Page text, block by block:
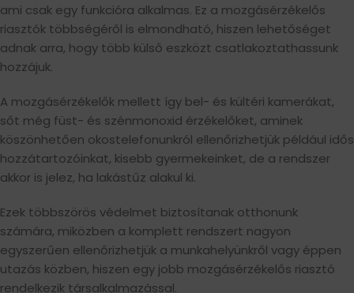
ami csak egy funkcióra alkalmas. Ez a mozgásérzékelős
riasztók többségéről is elmondható, hiszen lehetőséget
adnak arra, hogy több külső eszközt csatlakoztathassunk
hozzájuk.
A mozgásérzékelők mellett így bel- és kültéri kamerákat,
sőt még füst- és szénmonoxid érzékelőket, aminek
köszönhetően okostelefonunkról ellenőrizhetjük például idős
hozzátartozóinkat, kisebb gyermekeinket, de a rendszer
akkor is jelez, ha lakástűz alakul ki.
Ezek többszörös védelmet biztosítanak otthonunk
számára, miközben a komplett rendszert nagyon
egyszerűen ellenőrizhetjük a munkahelyünkről vagy éppen
utazás közben, hiszen egy jobb mozgásérzékelős riasztó
rendelkezik társalkalmazással.